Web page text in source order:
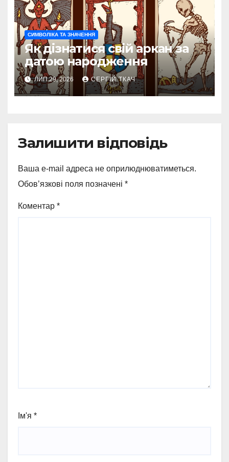
СИМВОЛІКА ТА ЗНАЧЕННЯ
Як дізнатися свій аркан за
датою народження
ЛИП 29, 2026 СЕРГІЙ ТКАЧ
Залишити відповідь
Ваша e-mail адреса не оприлюднюватиметься.
Обов’язкові поля позначені *
Коментар *
Ім'я *